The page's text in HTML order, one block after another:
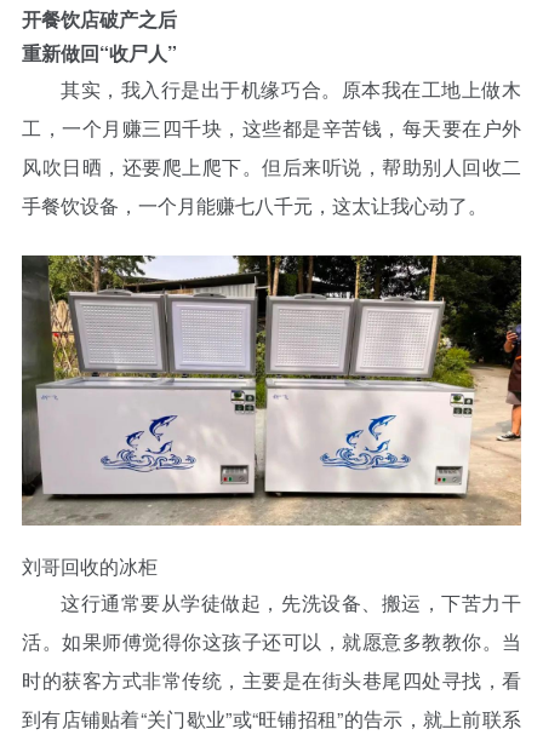
开餐饮店破产之后
重新做回“收尸人”
其实，我入行是出于机缘巧合。原本我在工地上做木
工，一个月赚三四千块，这些都是辛苦钱，每天要在户外
风吹日晒，还要爬上爬下。但后来听说，帮助别人回收二
手餐饮设备，一个月能赚七八千元，这太让我心动了。
刘哥回收的冰柜
这行通常要从学徒做起，先洗设备、搬运，下苦力干
活。如果师傅觉得你这孩子还可以，就愿意多教教你。当
时的获客方式非常传统，主要是在街头巷尾四处寻找，看
到有店铺贴着“关门歇业”或“旺铺招租”的告示，就上前联系